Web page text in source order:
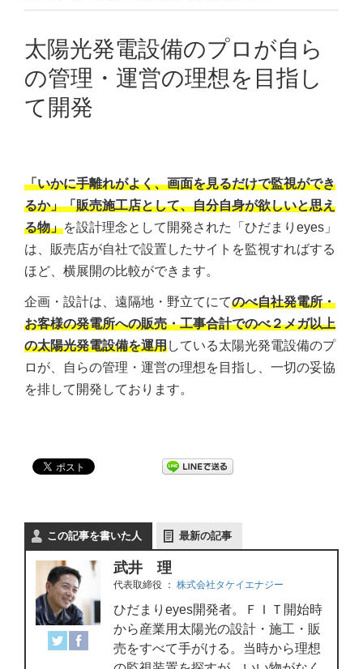
太陽光発電設備のプロが自ら
の管理・運営の理想を目指し
て開発
「いかに手離れがよく、画面を見るだけで監視ができ
るか」「販売施工店として、自分自身が欲しいと思え
る物」を設計理念として開発された「ひだまりeyes」
は、販売店が自社で設置したサイトを監視すればする
ほど、横展開の比較ができます。
企画・設計は、遠隔地・野立てにてのべ自社発電所・
お客様の発電所への販売・工事合計でのべ２メガ以上
の太陽光発電設備を運用している太陽光発電設備のプ
ロが、自らの管理・運営の理想を目指し、一切の妥協
を排して開発しております。
この記事を書いた人 最新の記事
武井 理
代表取締役 ： 株式会社タケイエナジー
ひだまりeyes開発者。ＦＩＴ開始時
から産業用太陽光の設計・施工・販
売をすべて手がける。当時から理想